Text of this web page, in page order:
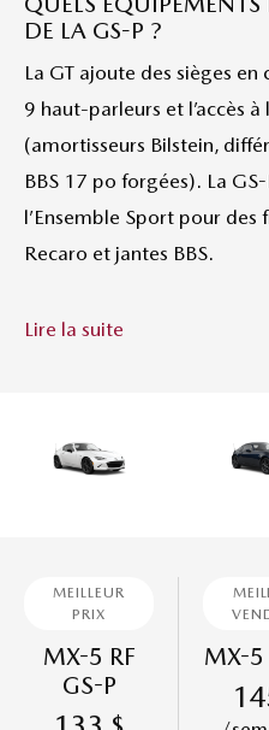
DE LA GS-P ?
La GT ajoute des sièges
9 haut-parleurs et l’accès
(amortisseurs Bilstein,
BBS 17 po forgées). La
l’Ensemble Sport pour des
Recaro et jantes BBS.
Lire la suite
MEILLEUR
PRIX
MX-5 RF
GS-P
MX-5